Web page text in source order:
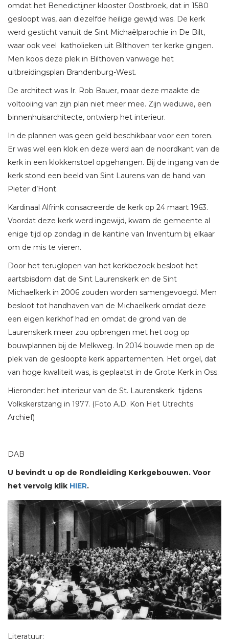
omdat het Benedictijner klooster Oostbroek, dat in 1580
gesloopt was, aan diezelfde heilige gewijd was. De kerk
werd gesticht vanuit de Sint Michaëlparochie in De Bilt,
waar ook veel katholieken uit Bilthoven ter kerke gingen.
Men koos deze plek in Bilthoven vanwege het
uitbreidingsplan Brandenburg-West.
De architect was Ir. Rob Bauer, maar deze maakte de
voltooiing van zijn plan niet meer mee. Zijn weduwe, een
binnenhuisarchitecte, ontwierp het interieur.
In de plannen was geen geld beschikbaar voor een toren.
Er was wel een klok en deze werd aan de noordkant van de
kerk in een klokkenstoel opgehangen. Bij de ingang van de
kerk stond een beeld van Sint Laurens van de hand van
Pieter d’Hont.
Kardinaal Alfrink consacreerde de kerk op 24 maart 1963.
Voordat deze kerk werd ingewijd, kwam de gemeente al
enige tijd op zondag in de kantine van Inventum bij elkaar
om de mis te vieren.
Door het teruglopen van het kerkbezoek besloot het
aartsbisdom dat de Sint Laurenskerk en de Sint
Michaelkerk in 2006 zouden worden samengevoegd. Men
besloot tot handhaven van de Michaelkerk omdat deze
een eigen kerkhof had en omdat de grond van de
Laurenskerk meer zou opbrengen met het oog op
bouwplannen bij de Melkweg. In 2014 bouwde men op de
plek van de gesloopte kerk appartementen. Het orgel, dat
van hoge kwaliteit was, is geplaatst in de Grote Kerk in Oss.
Hieronder: het interieur van de St. Laurenskerk tijdens
Volkskerstzang in 1977. (Foto A.D. Kon Het Utrechts
Archief)
DAB
U bevindt u op de Rondleiding Kerkgebouwen. Voor
het vervolg klik HIER.
Literatuur: